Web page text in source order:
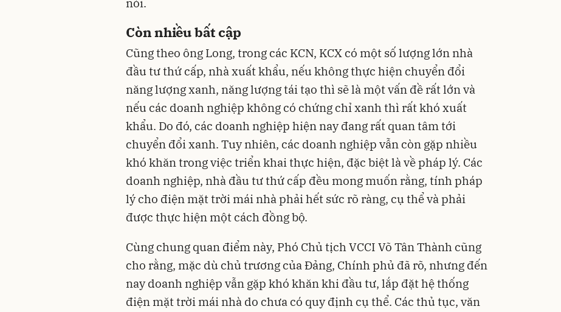
Còn nhiều bất cập
Cũng theo ông Long, trong các KCN, KCX có một số lượng lớn nhà
đầu tư thứ cấp, nhà xuất khẩu, nếu không thực hiện chuyển đổi
năng lượng xanh, năng lượng tái tạo thì sẽ là một vấn đề rất lớn và
nếu các doanh nghiệp không có chứng chỉ xanh thì rất khó xuất
khẩu. Do đó, các doanh nghiệp hiện nay đang rất quan tâm tới
chuyển đổi xanh. Tuy nhiên, các doanh nghiệp vẫn còn gặp nhiều
khó khăn trong việc triển khai thực hiện, đặc biệt là về pháp lý. Các
doanh nghiệp, nhà đầu tư thứ cấp đều mong muốn rằng, tính pháp
lý cho điện mặt trời mái nhà phải hết sức rõ ràng, cụ thể và phải
được thực hiện một cách đồng bộ.
Cùng chung quan điểm này, Phó Chủ tịch VCCI Võ Tân Thành cũng
cho rằng, mặc dù chủ trương của Đảng, Chính phủ đã rõ, nhưng đến
nay doanh nghiệp vẫn gặp khó khăn khi đầu tư, lắp đặt hệ thống
điện mặt trời mái nhà do chưa có quy định cụ thể. Các thủ tục, văn